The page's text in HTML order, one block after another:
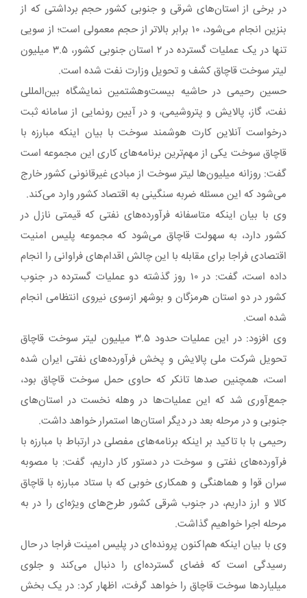
در برخی از استان‌های شرقی و جنوبی کشور حجم برداشتی که از
بنزین انجام می‌شود، ۱۰ برابر بالاتر از حجم معمولی است؛ از سویی
تنها در یک عملیات گسترده در ۲ استان جنوبی کشور، ۳.۵ میلیون
لیتر سوخت قاچاق کشف و تحویل وزارت نفت شده است.
حسین رحیمی در حاشیه بیست‌وهشتمین نمایشگاه بین‌المللی
نفت، گاز، پالایش و پتروشیمی، و در آیین رونمایی از سامانه ثبت
درخواست آنلاین کارت هوشمند سوخت با بیان اینکه مبارزه با
قاچاق سوخت یکی از مهم‌ترین برنامه‌های کاری این مجموعه است
گفت: روزانه میلیون‌ها لیتر سوخت از مبادی غیرقانونی کشور خارج
می‌شود که این مسئله ضربه سنگینی به اقتصاد کشور وارد می‌کند.
وی با بیان اینکه متاسفانه فرآورده‌های نفتی که قیمتی نازل در
کشور دارد، به سهولت قاچاق می‌شود که مجموعه پلیس امنیت
اقتصادی فراجا برای مقابله با این چالش اقدام‌های فراوانی را انجام
داده است، گفت: در ۱۰ روز گذشته دو عملیات گسترده در جنوب
کشور در دو استان هرمزگان و بوشهر ازسوی نیروی انتظامی انجام
شده است.
وی افزود: در این عملیات حدود ۳.۵ میلیون لیتر سوخت قاچاق
تحویل شرکت ملی پالایش و پخش فرآورده‌های نفتی ایران شده
است، همچنین صدها تانکر که حاوی حمل سوخت قاچاق بود،
جمع‌آوری شد که این عملیات‌ها در وهله نخست در استان‌های
جنوبی و در مرحله بعد در دیگر استان‌ها استمرار خواهد داشت.
رحیمی با با تاکید بر اینکه برنامه‌های مفصلی در ارتباط با مبارزه با
فرآورده‌های نفتی و سوخت در دستور کار داریم، گفت: با مصوبه
سران قوا و هماهنگی و همکاری خوبی که با ستاد مبارزه با قاچاق
کالا و ارز داریم، در جنوب شرقی کشور طرح‌های ویژه‌ای را در به
مرحله اجرا خواهیم گذاشت.
وی با بیان اینکه هم‌اکنون پرونده‌ای در پلیس امینت فراجا در حال
رسیدگی است که فضای گسترده‌ای را دنبال می‌کند و جلوی
میلیاردها سوخت قاچاق را خواهد گرفت، اظهار کرد: در یک بخش